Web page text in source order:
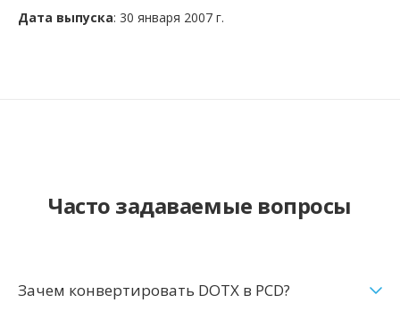
Дата выпуска: 30 января 2007 г.
Часто задаваемые вопросы
Зачем конвертировать DOTX в PCD?